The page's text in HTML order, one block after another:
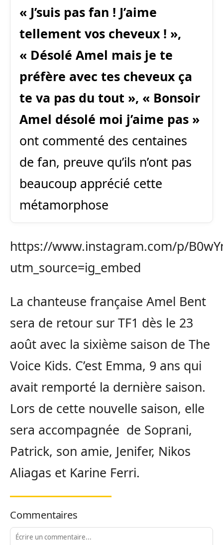
« J’suis pas fan ! J’aime
tellement vos cheveux ! »,
« Désolé Amel mais je te
préfère avec tes cheveux ça
te va pas du tout », « Bonsoir
Amel désolé moi j’aime pas »
ont commenté des centaines
de fan, preuve qu’ils n’ont pas
beaucoup apprécié cette
métamorphose
https://www.instagram.com/p/
utm_source=ig_embed
La chanteuse française Amel Bent
sera de retour sur TF1 dès le 23
août avec la sixième saison de The
Voice Kids. C’est Emma, 9 ans qui
avait remporté la dernière saison.
Lors de cette nouvelle saison, elle
sera accompagnée de Soprani,
Patrick, son amie, Jenifer, Nikos
Aliagas et Karine Ferri.
Commentaires